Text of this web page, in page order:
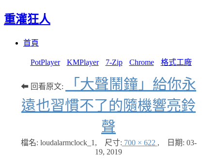
重灌狂人
首頁
PotPlayer KMPlayer 7-Zip Chrome 格式工廠
⬅ 回看原文:
「大聲鬧鐘」給你永
遠也習慣不了的隨機響亮鈴
聲
檔名: loudalarmclock_1 , 尺寸: 700 × 622 , 日期: 03-
19, 2019